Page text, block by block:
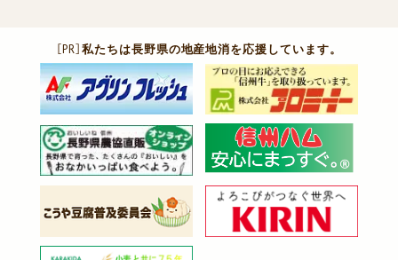
［PR］ 私たちは長野県の地産地消を応援しています。